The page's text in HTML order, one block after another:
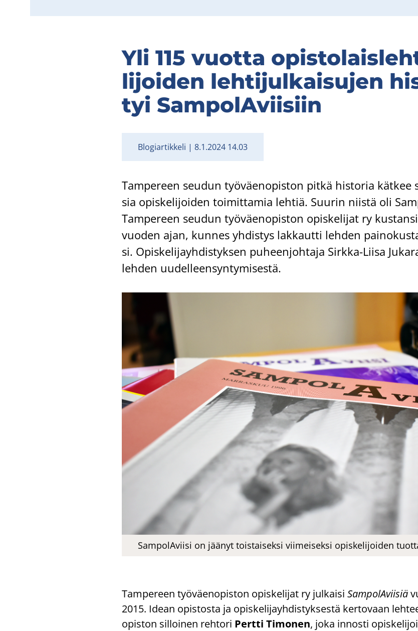
Yli 115 vuot­ta
li­joi­den leh­ti­jul­kai­su­jen
tyi Sam­po­lA­vii­siin
Blogiartikkeli 8.1.2024 14.03
Tam­pe­reen seu­dun työ­väen­opis­ton pitkä his­to­ria kät­kee
sia opis­ke­li­joi­den toi­mit­ta­mia leh­tiä. Suu­rin niis­tä oli
Tam­pe­reen seu­dun työ­väen­opis­ton opis­ke­li­jat ry
vuo­den ajan, kun­nes yh­dis­tys lak­kaut­ti leh­den
si. Opis­ke­li­jayh­dis­tyk­sen pu­heen­joh­ta­ja Sirkka-​Liisa
leh­den uu­del­leen­syn­ty­mi­ses­tä.
SampolAviisi on jäänyt toistaiseksi viimeiseksi opiskelijoiden
Tam­pe­reen työ­väen­opis­ton opis­ke­li­jat ry jul­kai­si Sam­po­lA­vii­siä
2015. Idean opis­tos­ta ja opis­ke­li­jayh­dis­tyk­ses­tä ker­to­vaan
opis­ton sil­loi­nen reh­to­ri Pert­ti Ti­mo­nen, joka in­nos­ti